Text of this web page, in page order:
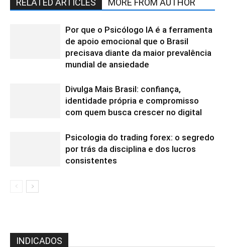
RELATED ARTICLES MORE FROM AUTHOR
Por que o Psicólogo IA é a ferramenta
de apoio emocional que o Brasil
precisava diante da maior prevalência
mundial de ansiedade
Divulga Mais Brasil: confiança,
identidade própria e compromisso
com quem busca crescer no digital
Psicologia do trading forex: o segredo
por trás da disciplina e dos lucros
consistentes
INDICADOS